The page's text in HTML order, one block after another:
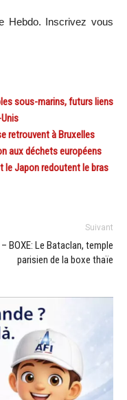
Hebdo. Inscrivez vous
sous-marins, futurs liens
retrouvent à Bruxelles
aux déchets européens
le Japon redoutent le bras
Suivant
– BOXE: Le Bataclan, temple
parisien de la boxe thaïe